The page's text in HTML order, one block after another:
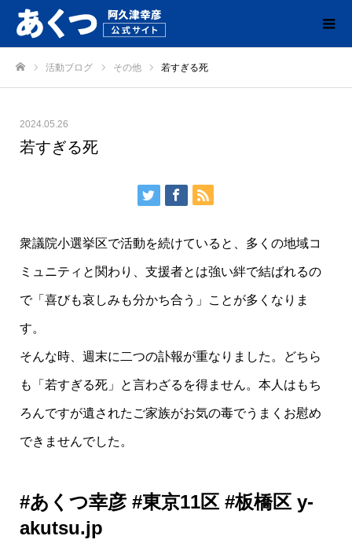
活動ブログ その他 若すぎる死
2024.05.26
若すぎる死
衆議院小選挙区で活動を続けていると、多くの地域コ
ミュニティと関わり、支援者とは強い絆で結ばれるの
で「喜びも哀しみも分かち合う」ことが多くなりま
す。
そんな時、週末に二つの訃報が重なりました。どちら
も「若すぎる死」と言わざるを得ません。本人はもち
ろんですが遺されたご家族がお気の毒でうまくお慰め
できませんでした。
#あくつ幸彦 #東京11区 #板橋区 y-
akutsu.jp